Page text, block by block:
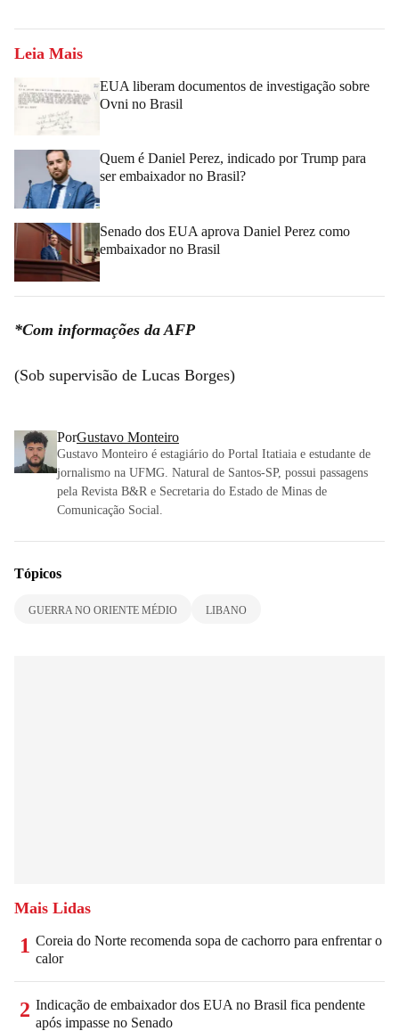
Leia Mais
EUA liberam documentos de investigação sobre
Ovni no Brasil
Quem é Daniel Perez, indicado por Trump para
ser embaixador no Brasil?
Senado dos EUA aprova Daniel Perez como
embaixador no Brasil
*Com informações da AFP
(Sob supervisão de Lucas Borges)
PorGustavo Monteiro
Gustavo Monteiro é estagiário do Portal Itatiaia e estudante de
jornalismo na UFMG. Natural de Santos-SP, possui passagens
pela Revista B&R e Secretaria do Estado de Minas de
Comunicação Social.
Tópicos
GUERRA NO ORIENTE MÉDIO LIBANO
Mais Lidas
1 Coreia do Norte recomenda sopa de cachorro para enfrentar o
calor
2 Indicação de embaixador dos EUA no Brasil fica pendente
após impasse no Senado